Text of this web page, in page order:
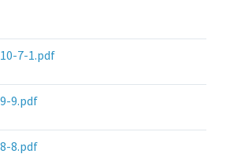
7-1.pdf
9.pdf
8.pdf